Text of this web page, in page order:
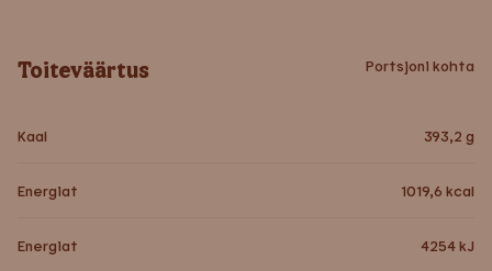
Toiteväärtus Portsjoni kohta
Kaal 393,2 g
Energiat 1019,6 kcal
Energiat 4254kJ